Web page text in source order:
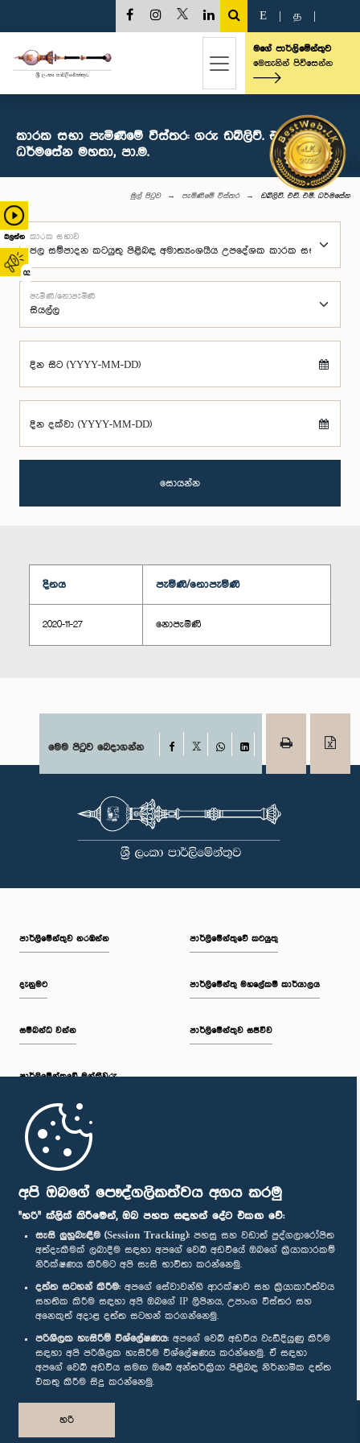
අපි ඔබගේ පෞද්ගලිකත්වය අගය කරමු
"හරි" ක්ලික් කිරීමෙන්, ඔබ පහත සඳහන් දේට එකඟ වේ:
සැසි ලුහුබැඳීම (Session Tracking): පහසු සහ වඩාත් පුද්ගලාරෝපිත
අත්දැකීමක් ලබාදීම සඳහා අපගේ වෙබ් අඩවියේ ඔබගේ ක්‍රියාකාරකම්
නිරීක්ෂණය කිරීමට අපි සැසි භාවිතා කරන්නෙමු.
දත්ත සටහන් කිරීම: අපගේ සේවාවන්හි ආරක්ෂාව සහ ක්‍රියාකාරීත්වය
සහතික කිරීම සඳහා අපි ඔබගේ IP ලිපිනය, උපාංග විස්තර සහ
අනෙකුත් අදාළ දත්ත සටහන් කරගන්නෙමු.
පරිශීලක හැසිරීම් විශ්ලේෂණය: අපගේ වෙබ් අඩවිය වැඩිදියුණු කිරීම
සඳහා අපි පරිශීලක හැසිරීම විශ්ලේෂණය කරන්නෙමු. ඒ සඳහා
අපගේ වෙබ් අඩවිය සමඟ ඔබේ අන්තර්ක්‍රියා පිළිබඳ නිර්නාමික දත්ත
එකතු කිරීම සිදු කරන්නෙමු.
හරි
බලන්න
02
E த
මගේ පාර්ලිමේන්තුව
මෙතැනින් පිවිසෙන්න
කාරක සභා පැමිණීමේ විස්තර: ගරු ඩබ්ලිව්. එච්. එම්.
ධර්මසේන මහතා, පා.ම.
මුල් පිටුව පැමිණීමේ විස්තර ඩබ්ලිව්. එච්. එම්. ධර්මසේන
කාරක සභාව
පැමිණි/නොපැමිණි
දින සිට (YYYY-MM-DD)
දින දක්වා (YYYY-MM-DD)
සොයන්න
දිනය පැමිණි/නොපැමිණි
2020-11-27 නොපැමිණි
මෙම පිටුව බෙදාගන්න Facebook
WhatsAppLinkedIn
පාර්ලි‌මේන්තුව නරඹන්න
දැනුමට
සම්බන්ධ වන්න
පාර්ලි‌මේන්තුවේ මන්ත්‍රීවරු
මුල් පිටුව
පාර්ලිමේන්තුවේ කටයුතු
පාර්ලිමේන්තු මහලේකම් කාර්යාලය
පාර්ලිමේන්තුව සජීවීව
පාර්ලිමේන්තු ජංගම යෙදුම
අප හා සම්බන්ධ වී සිටින්න :
සම්මාන
පෞද්ගලිකත්ව ප්‍රතිපත්තිය